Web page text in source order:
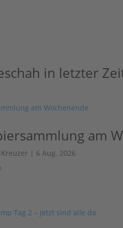
in letzter
am
| 6 Aug. 2026